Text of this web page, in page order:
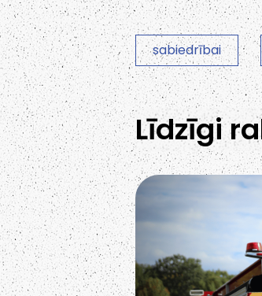
sabiedrībai
Līdzīgi